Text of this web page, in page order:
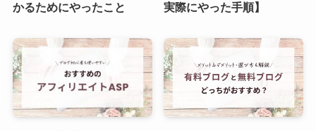
かるためにやったこと
実際にやった手順】